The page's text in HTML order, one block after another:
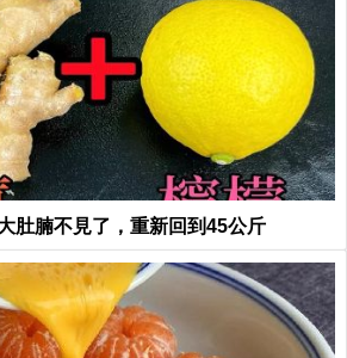
肚腩不見了，重新回到45公斤